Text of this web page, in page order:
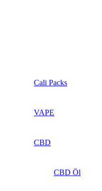
Cali Packs
VAPE
CBD
CBD Öl